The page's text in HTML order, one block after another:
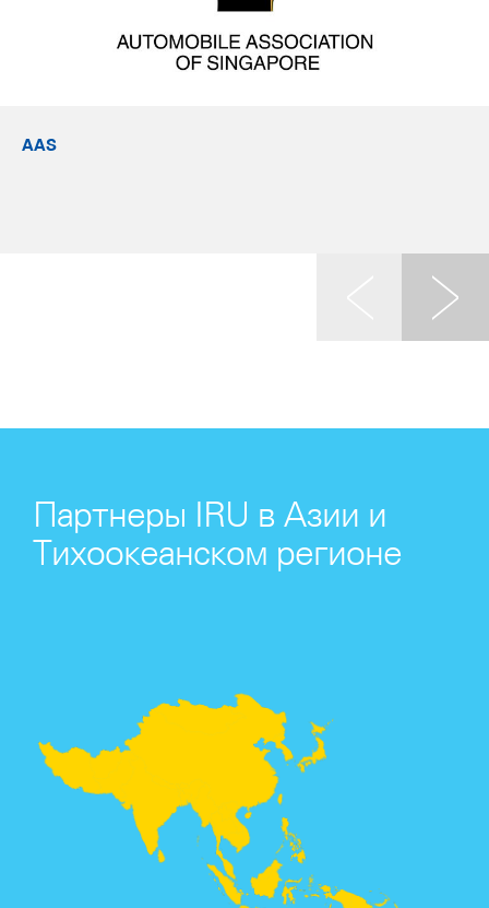
AAS
Партнеры IRU в Азии и
Тихоокеанском регионе